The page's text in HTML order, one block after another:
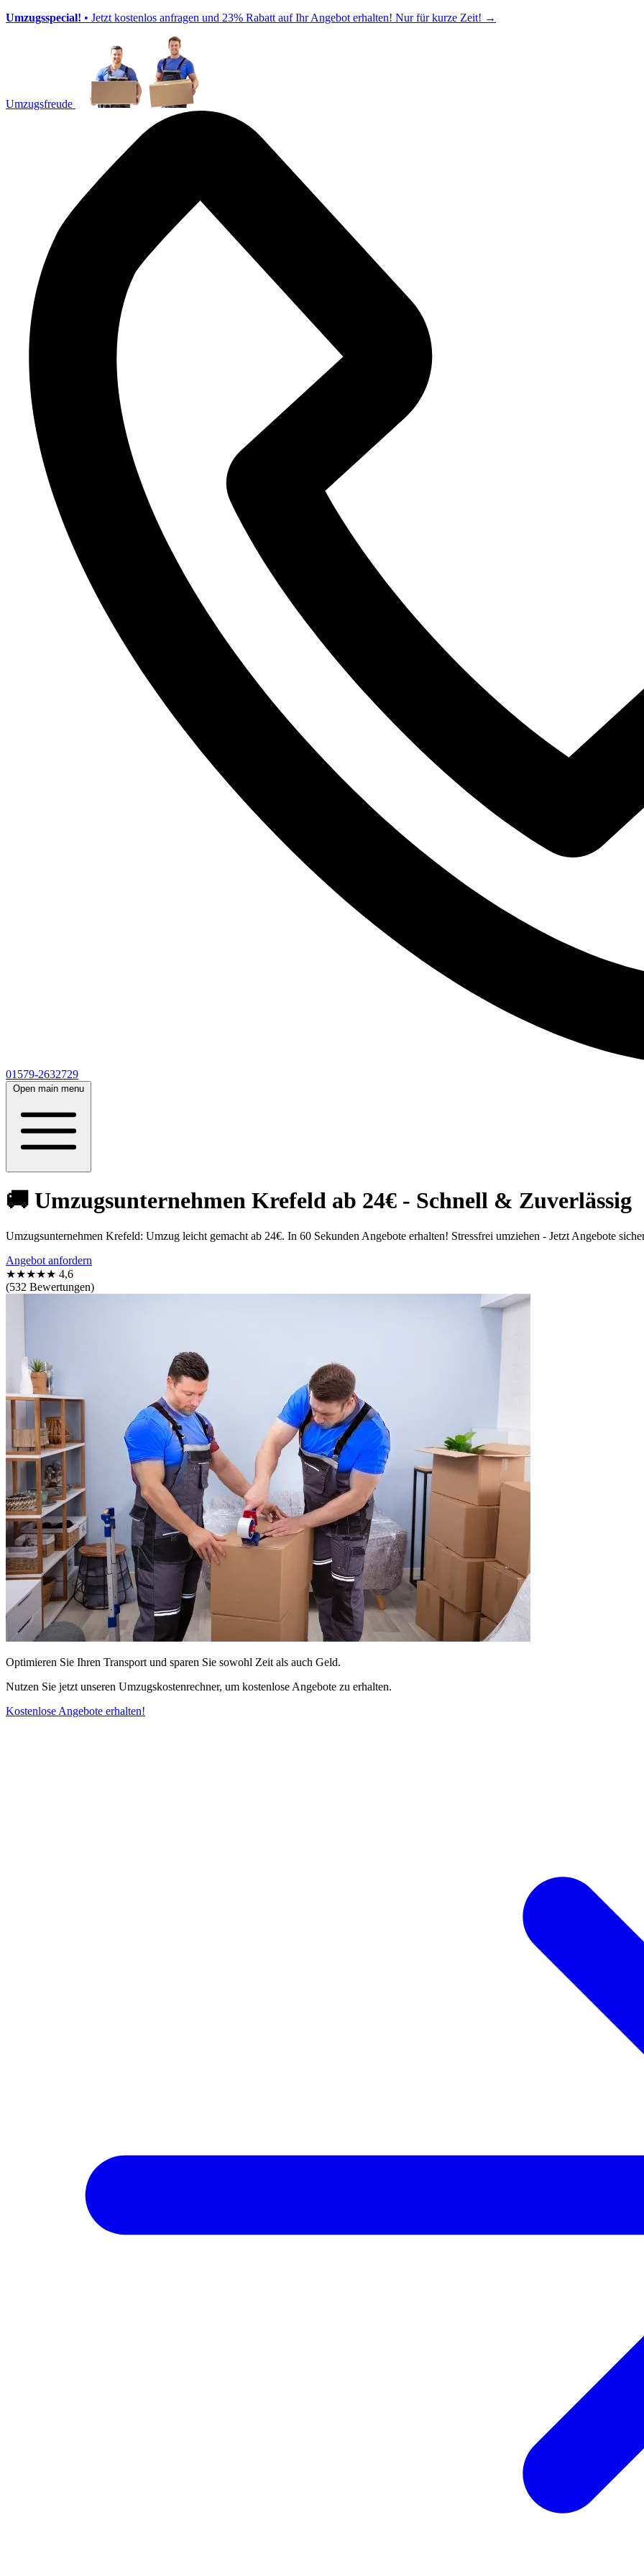
Umzugsspecial! • Jetzt kostenlos anfragen und 23% Rabatt auf Ihr Angebot erhalten! Nur für kurze Zeit! →
Umzugsfreude
01579-2632729
Open main menu
🚚 Umzugsunternehmen Krefeld ab 24€ - Schnell & Zuverlässig
Umzugsunternehmen Krefeld: Umzug leicht gemacht ab 24€. In 60 Sekunden Angebote erhalten! Stressfrei umziehen - Jetzt Angebote
Angebot anfordern
★★★★★ 4,6
(532 Bewertungen)
Optimieren Sie Ihren Transport und sparen Sie sowohl Zeit als auch Geld.
Nutzen Sie jetzt unseren Umzugskostenrechner, um kostenlose Angebote zu erhalten.
Kostenlose Angebote erhalten!